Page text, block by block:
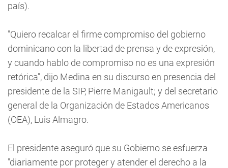
país).
"Quiero recalcar el firme compromiso del gobierno
dominicano con la libertad de prensa y de expresión,
y cuando hablo de compromiso no es una expresión
retórica", dijo Medina en su discurso en presencia del
presidente de la SIP, Pierre Manigault; y del secretario
general de la Organización de Estados Americanos
(OEA), Luis Almagro.
El presidente aseguró que su Gobierno se esfuerza
"diariamente por proteger y atender el derecho a la